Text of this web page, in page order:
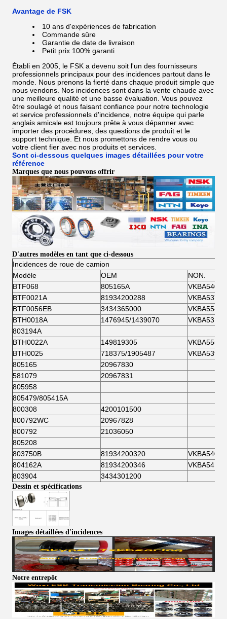
Avantage de FSK
10 ans d'expériences de fabrication
Commande sûre
Garantie de date de livraison
Petit prix 100% garanti
Établi en 2005, le FSK a devenu soit l'un des fournisseurs
professionnels principaux pour des incidences partout dans le
monde. Nous prenons la fierté dans chaque produit simple que
nous vendons. Nos incidences sont dans la vente chaude avec
une meilleure qualité et une basse évaluation. Vous pouvez
être soulagé et nous faisant confiance pour notre technologie
et service professionnels d'incidence, notre équipe qui parle
anglais amicale est toujours prête à vous dépanner avec
importer des procédures, des questions de produit et le
support technique. Et nous promettons de rendre vous ou
votre client fier avec nos produits et services.
Sont ci-dessous quelques images détaillées pour votre
référence
Marques que nous pouvons offrir
D'autres modèles en tant que ci-dessous
Incidences de roue de camion
Modèle
OEM
NON.
BTF068
805165A
VKBA5407
BTF0021A
81934200288
VKBA5377
BTF0056EB
3434365000
VKBA5549
BTH0018A
1476945/1439070
VKBA5314
803194A
BTH0022A
149819305
VKBA5552
BTH0025
718375/1905487
VKBA5397
805165
20967830
581079
20967831
805958
805479/805415A
800308
4200101500
800792WC
20967828
800792
21036050
805208
803750B
81934200320
VKBA5408
804162A
81934200346
VKBA5416
803904
3434301200
Dessin et spécifications
Images détaillées d'incidences
Notre entrepôt